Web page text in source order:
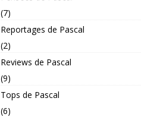
(7)
Reportages de Pascal
(2)
Reviews de Pascal
(9)
Tops de Pascal
(6)